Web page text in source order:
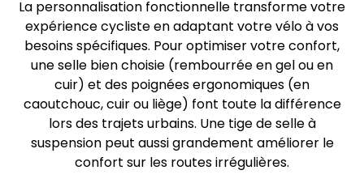
La personnalisation fonctionnelle transforme votre
expérience cycliste en adaptant votre vélo à vos
besoins spécifiques. Pour optimiser votre confort,
une selle bien choisie (rembourrée en gel ou en
cuir) et des poignées ergonomiques (en
caoutchouc, cuir ou liège) font toute la différence
lors des trajets urbains. Une tige de selle à
suspension peut aussi grandement améliorer le
confort sur les routes irrégulières.